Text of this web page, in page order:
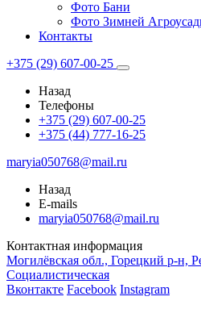
Фото Бани
Фото Зимней
Контакты
+375 (29) 607-00-25
Назад
Телефоны
+375 (29) 607-00-25
+375 (44) 777-16-25
maryia050768@mail.ru
Назад
E-mails
maryia050768@mail.ru
Контактная информация
Могилёвская обл., Горецкий р-н,
Социалистическая
Вконтакте Facebook Instagram